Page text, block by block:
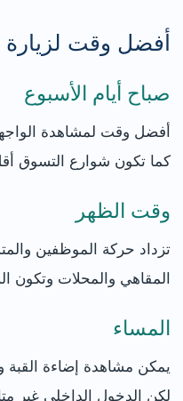
أفضل وقت لزيارة
صباح أيام الأسبوع
أفضل وقت لمشاهدة
كما تكون شوارع التسوق
وقت الظهر
تزداد حركة الموظفين
المقاهي والمحلات وتكون
المساء
يمكن مشاهدة إضاءة القبة
لكن الدخول الداخلي غير